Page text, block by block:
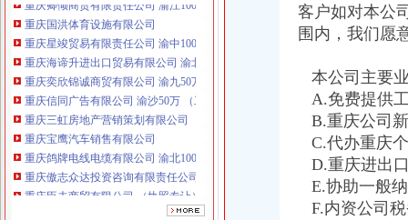
重庆国洪体育设施有限公司
重庆星竣贸易有限责任公司 渝中100万 （进出口权）
重庆海谛升进出口贸易有限公司 渝北100万 （进出口权）
重庆奕欣锦诚商贸有限公司 渝九50万 （工商注册）
重庆信同广告有限公司 渝沙50万 （工商注册）
重庆三虹房地产营销策划有限公司
重庆宝鹰汽车销售有限公司
重庆鸽牌电线电缆有限公司 渝北10010万 (进出口权)
重庆傲志众达投资咨询有限责任公司 渝九1000万 （增资）
重庆臣夫商贸有限公司 （执照专让）
客户如对本公
围内，我们愿
本公司主要
A.免费提供
B.重庆公司
C.代办重庆
D.重庆进出
E.协助一般
F.内资公司